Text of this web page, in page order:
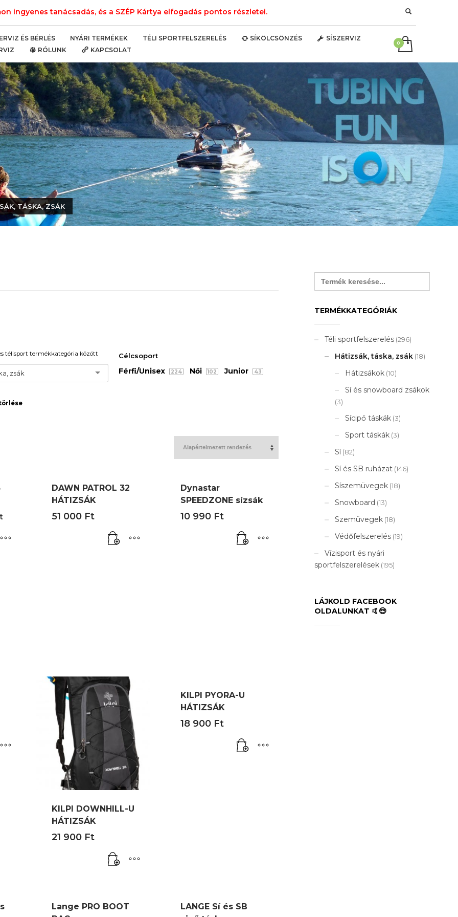
ingyenes tanácsadás, és a SZÉP Kártya elfogadás pontos részletei.
ÉS BÉRLÉS NYÁRI TERMÉKEK TÉLI SPORTFELSZERELÉS SÍKÖLCSÖNZÉS
SÍSZERVIZ
RÓLUNK KAPCSOLAT
TÁSKA, ZSÁK
télisport termékkategória között
zsák
Célcsoport
Férfi/Unisex 224 Női 102 Junior 43
is:
DAWN PATROL 32
HÁTIZSÁK
51 000 Ft
Dynastar
SPEEDZONE sízsák
10 990 Ft
KILPI DOWNHILL-U
HÁTIZSÁK
21 900 Ft
KILPI PYORA-U
HÁTIZSÁK
18 900 Ft
Lange PRO BOOT
LANGE Sí és SB
Search
for:
TERMÉKKATEGÓRIÁK
Téli sportfelszerelés (296)
Hátizsák, táska, zsák (18)
Hátizsákok (10)
Sí és snowboard zsákok
(3)
Sícipő táskák (3)
Sport táskák (3)
Sí (82)
Sí és SB ruházat (146)
Síszemüvegek (18)
Snowboard (13)
Szemüvegek (18)
Védőfelszerelés (19)
Vízisport és nyári
sportfelszerelések (195)
LÁJKOLD FACEBOOK
OLDALUNKAT 🤙😎